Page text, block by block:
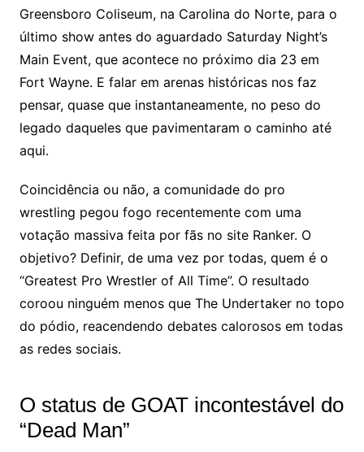
Greensboro Coliseum, na Carolina do Norte, para o
último show antes do aguardado Saturday Night’s
Main Event, que acontece no próximo dia 23 em
Fort Wayne. E falar em arenas históricas nos faz
pensar, quase que instantaneamente, no peso do
legado daqueles que pavimentaram o caminho até
aqui.
Coincidência ou não, a comunidade do pro
wrestling pegou fogo recentemente com uma
votação massiva feita por fãs no site Ranker. O
objetivo? Definir, de uma vez por todas, quem é o
“Greatest Pro Wrestler of All Time”. O resultado
coroou ninguém menos que The Undertaker no topo
do pódio, reacendendo debates calorosos em todas
as redes sociais.
O status de GOAT incontestável do
“Dead Man”